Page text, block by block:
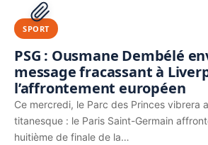
PUBLICITÉ
SPORT
PSG : Ousmane Dembélé
message fracassant à
l’affrontement européen
Ce mercredi, le Parc des Princes vibrera
titanesque : le Paris Saint-Germain
huitième de finale de la…